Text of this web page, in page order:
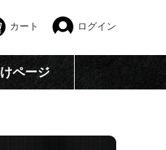
カート ログイン
ページ